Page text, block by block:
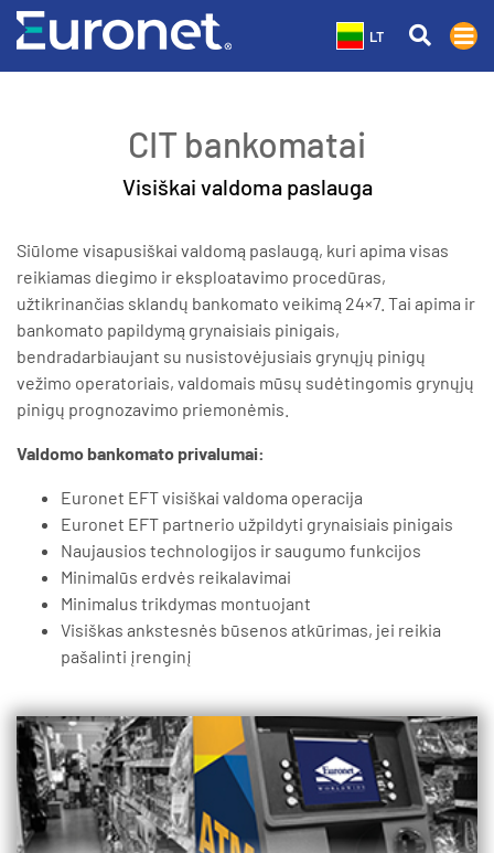
LT
CIT bankomatai
Visiškai valdoma paslauga
Siūlome visapusiškai valdomą paslaugą, kuri apima visas
reikiamas diegimo ir eksploatavimo procedūras,
užtikrinančias sklandų bankomato veikimą 24×7. Tai apima ir
bankomato papildymą grynaisiais pinigais,
bendradarbiaujant su nusistovėjusiais grynųjų pinigų
vežimo operatoriais, valdomais mūsų sudėtingomis grynųjų
pinigų prognozavimo priemonėmis.
Valdomo bankomato privalumai:
Euronet EFT visiškai valdoma operacija
Euronet EFT partnerio užpildyti grynaisiais pinigais
Naujausios technologijos ir saugumo funkcijos
Minimalūs erdvės reikalavimai
Minimalus trikdymas montuojant
Visiškas ankstesnės būsenos atkūrimas, jei reikia
pašalinti įrenginį